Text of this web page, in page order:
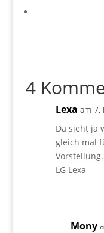
4
Lexa am 7.
Da sieht ja
gleich mal
Vorstellung.
LG Lexa
Mony